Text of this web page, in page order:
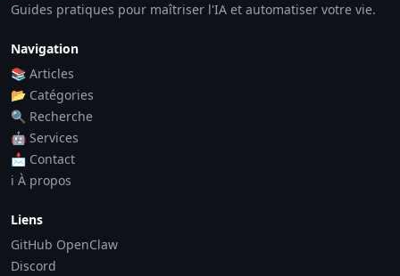
Guides pratiques pour maîtriser l'IA et automatiser votre vie.
Navigation
📚 Articles
📂 Catégories
🔍 Recherche
🤖 Services
📩 Contact
ℹ️ À propos
Liens
GitHub OpenClaw
Discord